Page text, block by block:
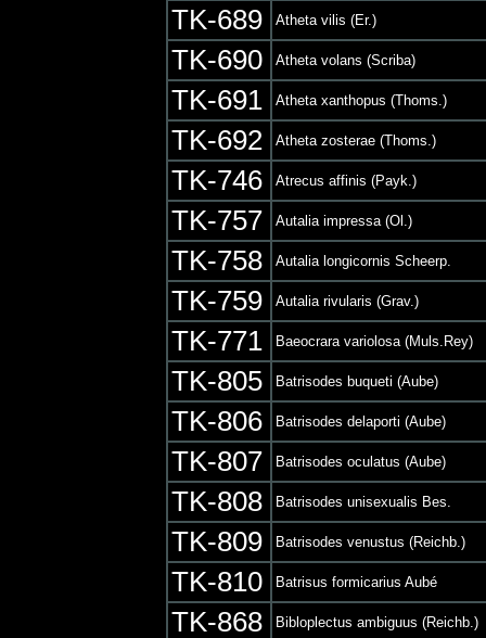
TK-689 Atheta vilis (Er.)
TK-690 Atheta volans (Scriba)
TK-691 Atheta xanthopus (Thoms.)
TK-692 Atheta zosterae (Thoms.)
TK-746 Atrecus affinis (Payk.)
TK-757 Autalia impressa (Ol.)
TK-758 Autalia longicornis Scheerp.
TK-759 Autalia rivularis (Grav.)
TK-771 Baeocrara variolosa (Muls.Rey)
TK-805 Batrisodes buqueti (Aube)
TK-806 Batrisodes delaporti (Aube)
TK-807 Batrisodes oculatus (Aube)
TK-808 Batrisodes unisexualis Bes.
TK-809 Batrisodes venustus (Reichb.)
TK-810 Batrisus formicarius Aubé
TK-868 Bibloplectus ambiguus (Reichb.)